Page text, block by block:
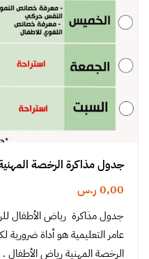
جدول مذاكرة الرخصة
0,00 ر.س
جدول مذاكرة رياض الأطفال
عامر التعليمية هو أداة
الرخصة المهنية رياض الأطفال